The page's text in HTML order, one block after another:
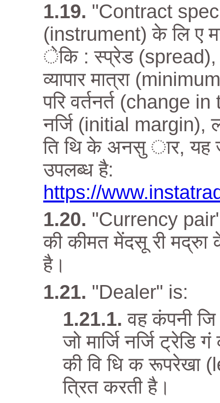
"Contract
(instrument) के लि ए
ेकि : स्प्रेड (spread),
व्यापार मात्रा
परि वर्तनर्त (change
नर्जि (initial
ति थि के अनसु ार, यह
उपलब्ध है:
https://
"Currency
की कीमत मेंदसू री मद्रुा के
है।
"Dealer" is:
वह कंपनी
जो मार्जि नर्जि
की वि धि क रूपरेखा
त्रित करती है।